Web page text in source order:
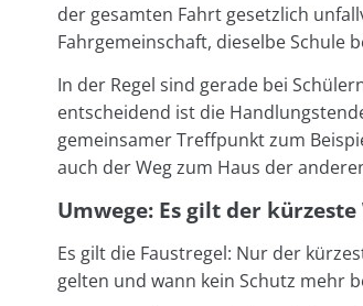
der gesamten Fahrt gesetzlich
Fahrgemeinschaft, dieselbe Schule
In der Regel sind gerade bei
entscheidend ist die
gemeinsamer Treffpunkt zum
auch der Weg zum Haus der
Umwege: Es gilt der kürzeste
Es gilt die Faustregel: Nur der
gelten und wann kein Schutz mehr